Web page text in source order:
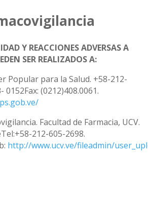
Y REACCIONES ADVERSAS A
SER REALIZADOS A:
Popular para la Salud. +58-212-
0152Fax: (0212)408.0061.
Facultad de Farmacia, UCV.
212-605-2698.
http://www.ucv.ve/fileadmin/